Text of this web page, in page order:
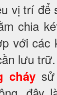
vị trí để
chia
với các
lưu trữ.
cháysử